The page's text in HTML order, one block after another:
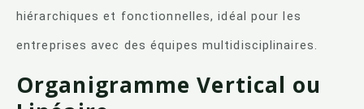
hiérarchiques et fonctionnelles, idéal pour les
entreprises avec des équipes multidisciplinaires.
Organigramme Vertical ou